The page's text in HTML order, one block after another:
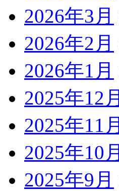
2026年3月
2026年2月
2026年1月
2025年12月
2025年11月
2025年10月
2025年9月